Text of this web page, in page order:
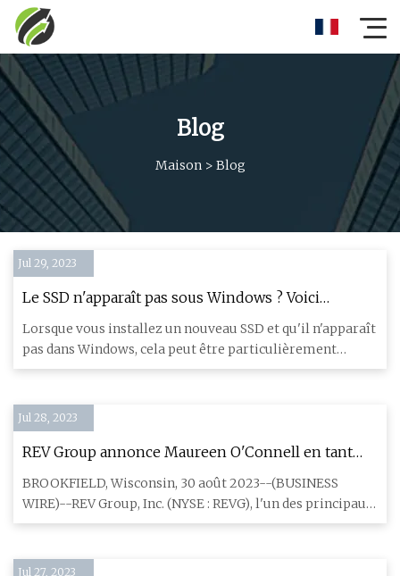
Blog
Maison > Blog
Jul 29, 2023
Le SSD n'apparaît pas sous Windows ? Voici
quelques solutions simples
Lorsque vous installez un nouveau SSD et qu'il n'apparaît
pas dans Windows, cela peut être particulièrement
frustrant ;
Jul 28, 2023
REV Group annonce Maureen O'Connell en tant
que nouvelle membre indépendante du conseil
d'administration
BROOKFIELD, Wisconsin, 30 août 2023--(BUSINESS
WIRE)--REV Group, Inc. (NYSE : REVG), l'un des principaux
fabricants de v
Jul 27, 2023